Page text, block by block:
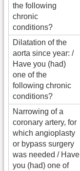
the following
chronic
conditions?
Dilatation of the
aorta since year: /
Have you (had)
one of the
following chronic
conditions?
Narrowing of a
coronary artery, for
which angioplasty
or bypass surgery
was needed / Have
you (had) one of